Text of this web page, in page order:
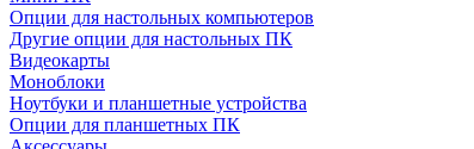
Опции для настольных компьютеров
Другие опции для настольных ПК
Видеокарты
Моноблоки
Ноутбуки и планшетные устройства
Опции для планшетных ПК